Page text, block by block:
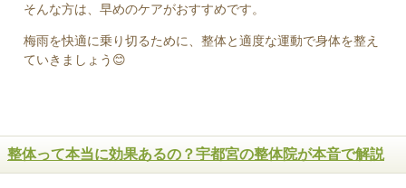
そんな方は、早めのケアがおすすめです。
梅雨を快適に乗り切るために、整体と適度な運動で身体を整え
ていきましょう😊
整体って本当に効果あるの？宇都宮の整体院が本音で解説